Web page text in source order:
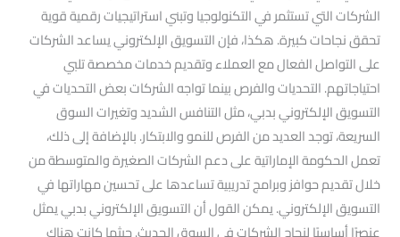
الشركات التي تستثمر في التكنولوجيا وتبني استراتيجيات رقمية قوية
تحقق نجاحات كبيرة. هكذا، فإن التسويق الإلكتروني يساعد الشركات
على التواصل الفعال مع العملاء وتقديم خدمات مخصصة تلبي
احتياجاتهم. التحديات والفرص بينما تواجه الشركات بعض التحديات في
التسويق الإلكتروني بدبي، مثل التنافس الشديد وتغيرات السوق
السريعة، توجد العديد من الفرص للنمو والابتكار. بالإضافة إلى ذلك،
تعمل الحكومة الإماراتية على دعم الشركات الصغيرة والمتوسطة من
خلال تقديم حوافز وبرامج تدريبية تساعدها على تحسين مهاراتها في
التسويق الإلكتروني. يمكن القول أن التسويق الإلكتروني بدبي يمثل
عنصرًا أساسيًا لنجاح الشركات في السوق الحديث. حيثما كانت هناك